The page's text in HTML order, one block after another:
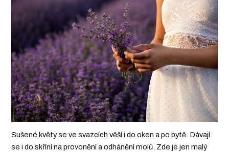
Sušené květy se ve svazcích věší i do oken a po bytě. Dávají
se i do skříní na provonění a odhánění molů. Zde je jen malý